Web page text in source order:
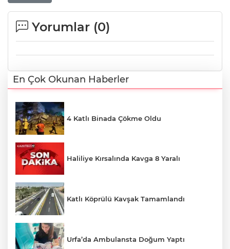
Yorumlar (0)
En Çok Okunan Haberler
4 Katlı Binada Çökme Oldu
Haliliye Kırsalında Kavga 8 Yaralı
Katlı Köprülü Kavşak Tamamlandı
Urfa’da Ambulansta Doğum Yaptı